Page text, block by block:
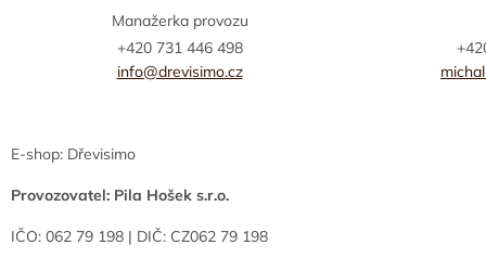
Manažerka provozu
+420 731 446 498
info@drevisimo.cz
E-shop: Dřevisimo
Provozovatel: Pila Hošek s.r.o.
IČO: 062 79 198 | DIČ: CZ062 79 198